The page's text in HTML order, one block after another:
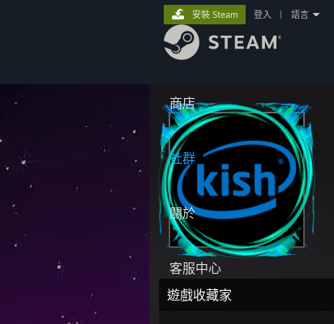
商店
社群
關於
客服中心
安裝 Steam 登入 語言
遊戲收藏家